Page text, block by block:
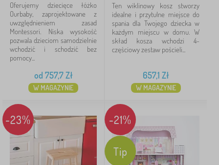
Oferujemy dziecięce łóżko
Ourbaby, zaprojektowane z
uwzględnieniem zasad
Montessori. Niska wysokość
pozwala dzieciom samodzielnie
wchodzić i schodzić bez
pomocy...
od 757,7Zł
W MAGAZYNIE
Ten wiklinowy kosz stworzy
idealne i przytulne miejsce do
spania dla Twojego dziecka w
każdym miejscu w domu. W
skład kosza wchodzi 4-
częściowy zestaw pościeli...
657,1 Zł
W MAGAZYNIE
-23% -21%
Tip